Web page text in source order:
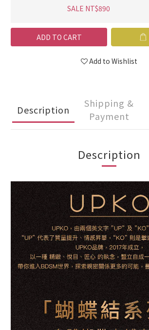
SALE NT$890
ADD TO CART
Add to Wishlist
Description
Shipping &
Payment
Description